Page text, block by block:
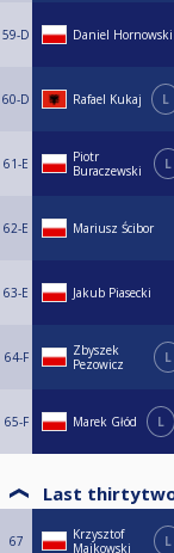
59-D Daniel Hornowski
60-D Rafael Kukaj L
61-E
Piotr
Buraczewski
L
62-E Mariusz Ścibor
63-E Jakub Piasecki
64-F
Zbyszek
Pezowicz
L
65-F Marek Głód L
Last
67
Krzysztof
Majkowski
L